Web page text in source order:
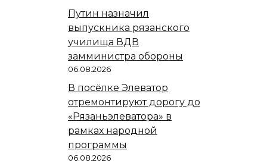
Путин назначил
выпускника рязанского
училища ВДВ
замминистра обороны
06.08.2026
В посёлке Элеватор
отремонтируют дорогу до
«Рязаньэлеватора» в
рамках народной
программы
06.08.2026